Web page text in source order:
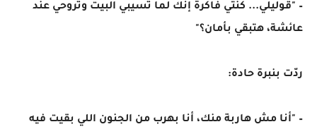
– "قوليلي... كنتي فاكرة إنك لما تسيبي البيت وتروحي عند
عائشة، هتبقي بأمان؟"
ردّت بنبرة حادة:
– "أنا مش هاربة منك، أنا بهرب من الجنون اللي بقيت فيه